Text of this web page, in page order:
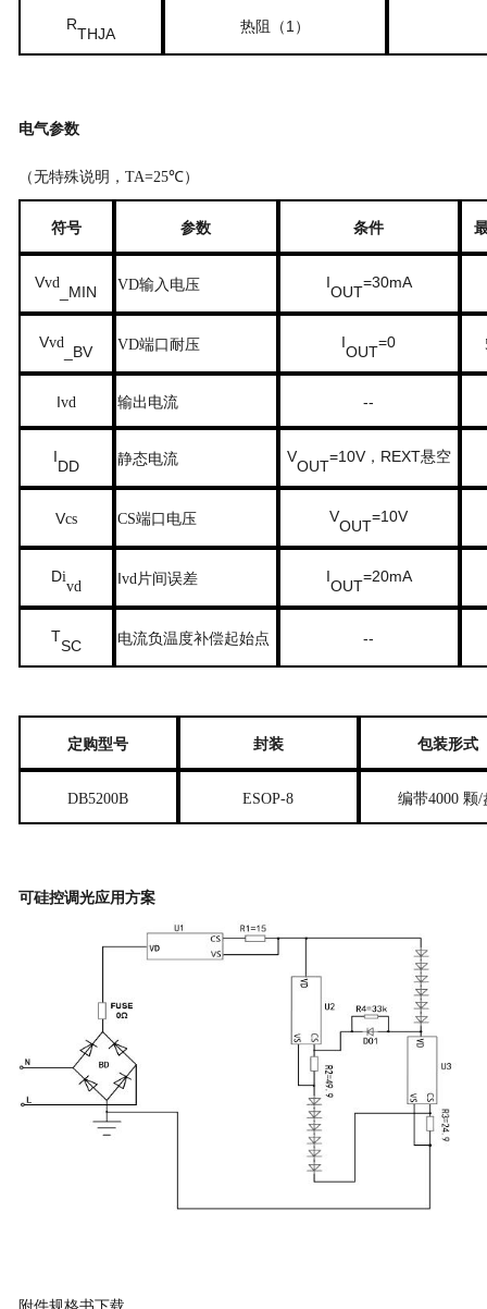
R
THJA 热阻（1）
电气参数
（无特殊说明， TA=25℃）
符号 参数 条件
Vvd
_MIN VD输入电压 I
OUT
=30mA
Vvd
_BV VD端口耐压 I
OUT
=0
Ivd 输出电流 --
I
DD 静态电流 V
OUT
=10V， REXT悬空
Vcs CS端口电压 V
OUT
=10V
Di
vd Ivd片间误差 I
OUT
=20mA
T
SC 电流负温度补偿起始点 --
定购型号 封装 包装形式
DB5200B ESOP-8 编带4000 颗/
可硅控调光应用方案